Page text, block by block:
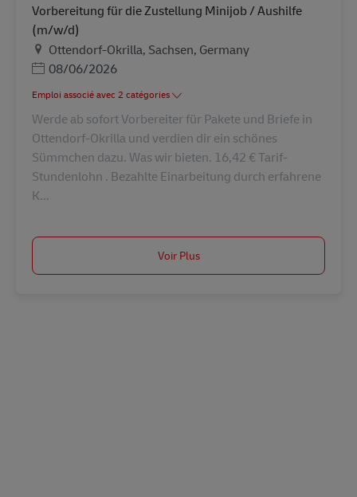
Vorbereitung für die Zustellung Minijob / Aushilfe
(m/w/d)
LieuOttendorf-Okrilla, Sachsen, Germany
Posted Date
08/06/2026
Emploi associé avec 2 catégories
Werde ab sofort Vorbereiter für Pakete und Briefe in
Ottendorf-Okrilla und verdien dir ein schönes
Sümmchen dazu. Was wir bieten. 16,42 € Tarif-
Stundenlohn . Bezahlte Einarbeitung durch erfahrene
K...
Voir Plus